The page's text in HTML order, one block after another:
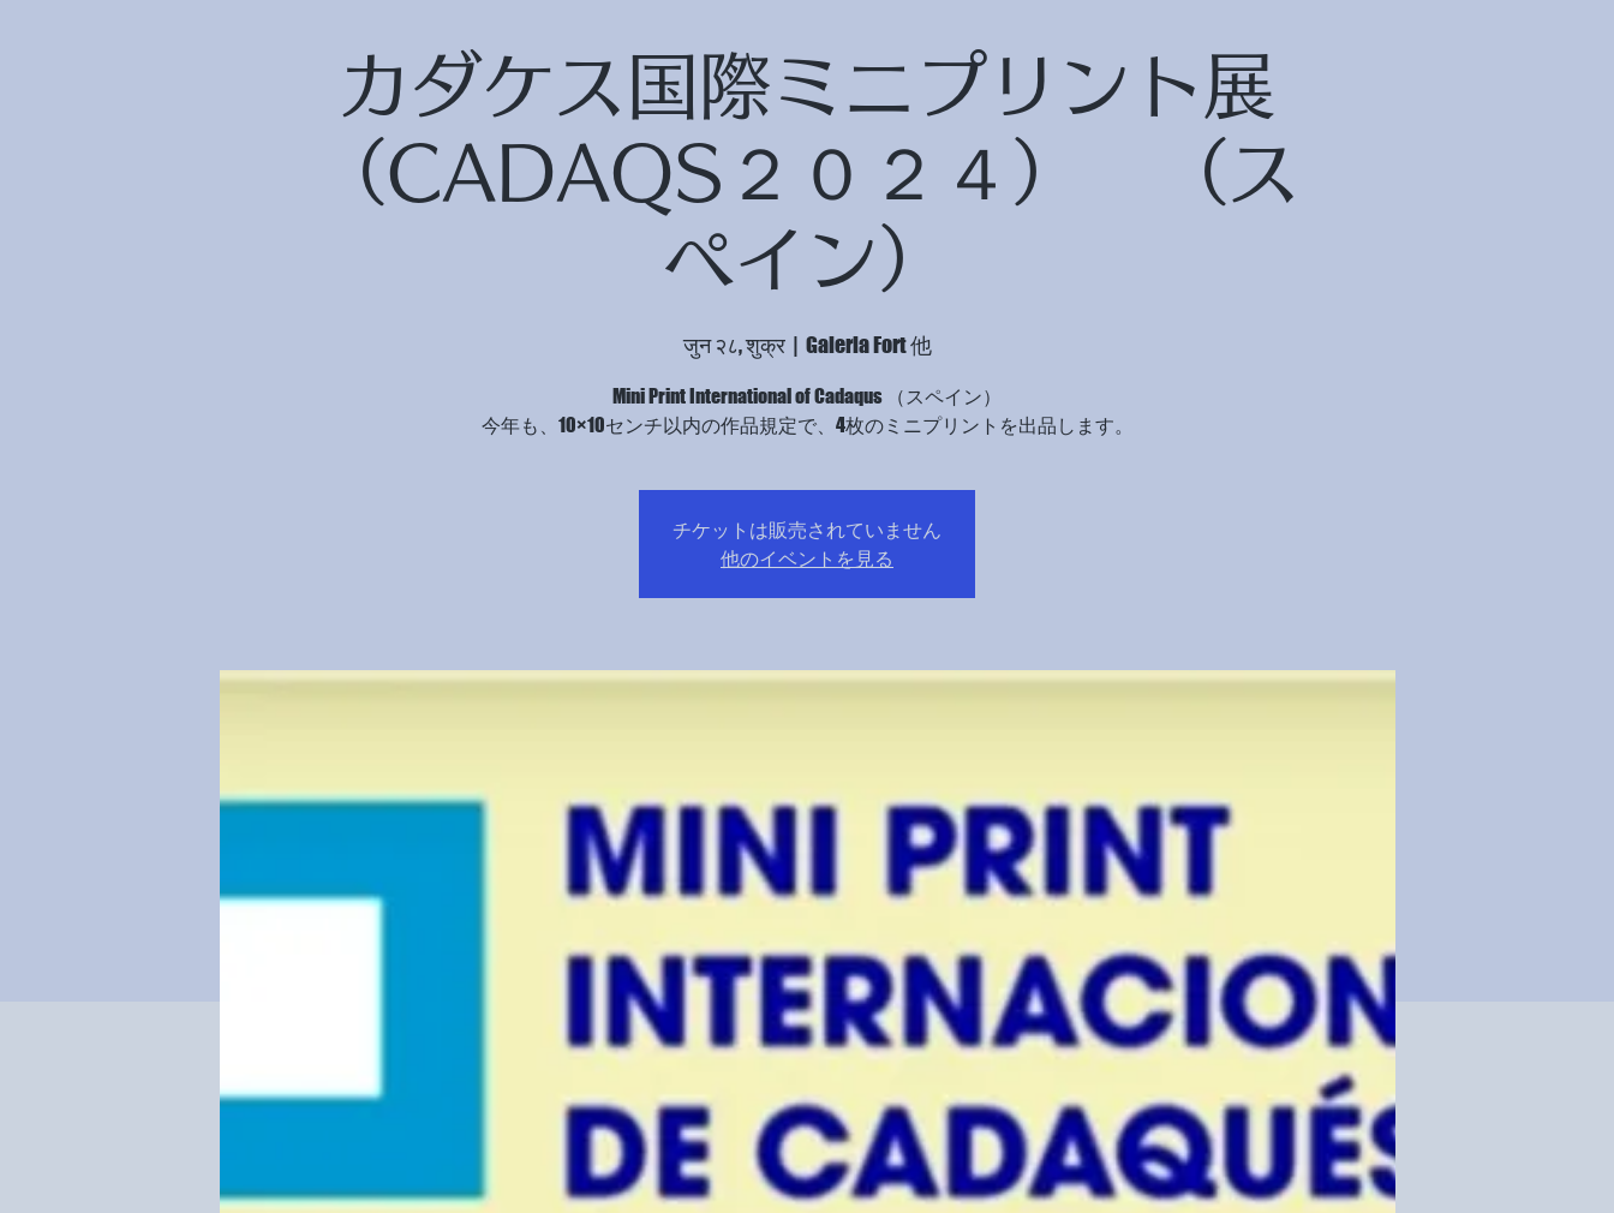
カダケス国際ミニプリント展
（CADAQS２０２４） （ス
ペイン）
जुन २८, शुक्र
  |
Galeria Fort 他
Mini Print International of Cadaqus （スペイン）
チケットは販売されていません
他のイベントを見る